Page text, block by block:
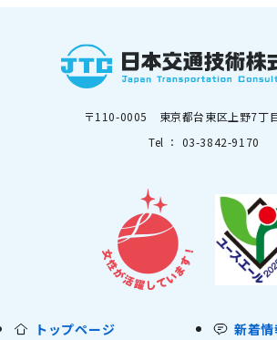
〒110-0005 東京都台東区上野7丁
Tel ： 03-3842-9170
トップページ
新着情